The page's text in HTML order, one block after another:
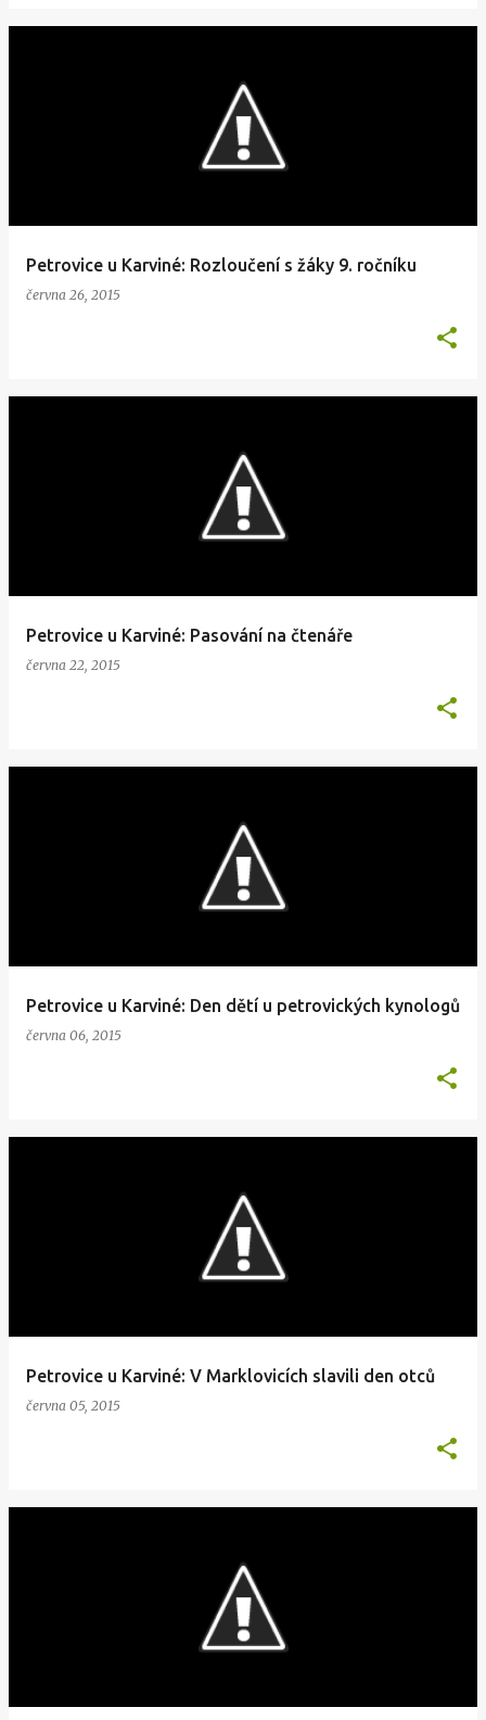
Petrovice u Karviné: Rozloučení s žáky 9. ročníku
června 26, 2015
Petrovice u Karviné: Pasování na čtenáře
června 22, 2015
Petrovice u Karviné: Den dětí u petrovických kynologů
června 06, 2015
Petrovice u Karviné: V Marklovicích slavili den otců
června 05, 2015